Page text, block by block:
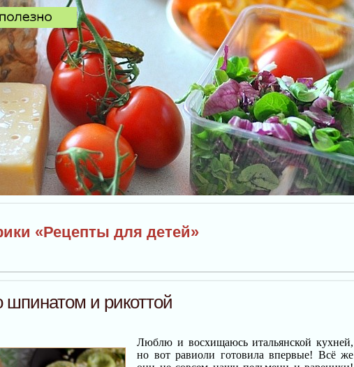
«Рецепты для детей»
шпинатом и рикоттой
Люблю и восхищаюсь итальянской кухней,
но вот равиоли готовила впервые! Всё же